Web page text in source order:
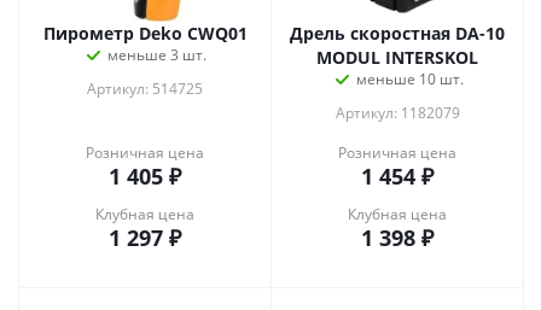
Пирометр Deko CWQ01
меньше 3 шт.
Артикул: 514725
Розничная цена
1 405 ₽
Клубная цена
1 297 ₽
Дрель скоростная DA-10
MODUL INTERSKOL
меньше 10 шт.
Артикул: 1182079
Розничная цена
1 454 ₽
Клубная цена
1 398 ₽